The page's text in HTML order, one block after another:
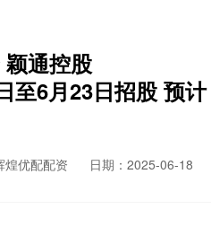
通控股
至6月23日招股 预计
煌优配配资
日期：2025-06-18